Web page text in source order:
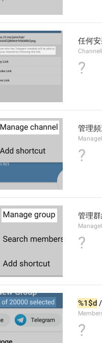
任何
?
管理
?
管理
?
%1$d
?